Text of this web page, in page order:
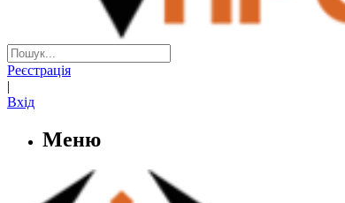
Реєстрація
|
Вхід
Меню